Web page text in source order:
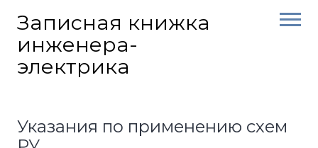
content
Записная книжка
инженера-
электрика
Указания по применению схем